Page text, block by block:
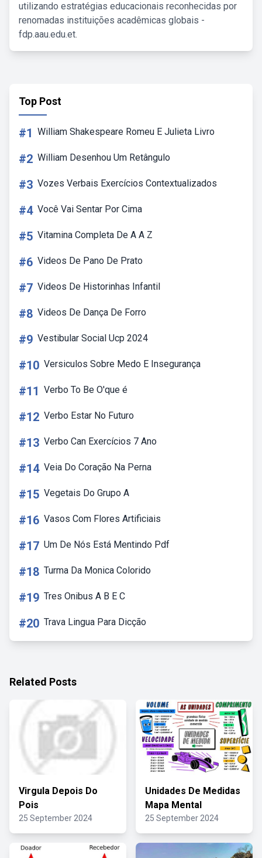
utilizando estratégias educacionais reconhecidas por
renomadas instituições acadêmicas globais -
fdp.aau.edu.et.
Top Post
#1 William Shakespeare Romeu E Julieta Livro
#2 William Desenhou Um Retângulo
#3 Vozes Verbais Exercícios Contextualizados
#4 Você Vai Sentar Por Cima
#5 Vitamina Completa De A A Z
#6 Videos De Pano De Prato
#7 Videos De Historinhas Infantil
#8 Videos De Dança De Forro
#9 Vestibular Social Ucp 2024
#10 Versiculos Sobre Medo E Insegurança
#11 Verbo To Be O'que é
#12 Verbo Estar No Futuro
#13 Verbo Can Exercícios 7 Ano
#14 Veia Do Coração Na Perna
#15 Vegetais Do Grupo A
#16 Vasos Com Flores Artificiais
#17 Um De Nós Está Mentindo Pdf
#18 Turma Da Monica Colorido
#19 Tres Onibus A B E C
#20 Trava Lingua Para Dicção
Related Posts
Virgula Depois Do
Pois
25 September 2024
Unidades De Medidas
Mapa Mental
25 September 2024